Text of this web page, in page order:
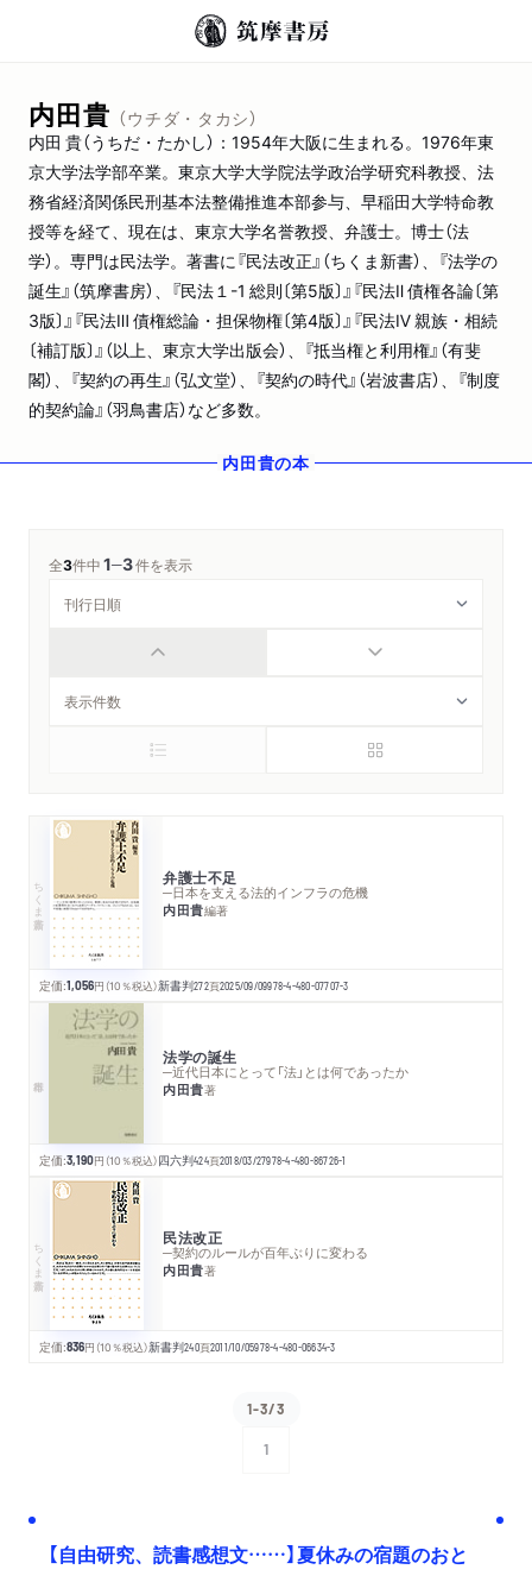
内田貴 （ウチダ・タカシ）
内田 貴（うちだ・たかし）：1954年大阪に生まれる。1976年東
京大学法学部卒業。東京大学大学院法学政治学研究科教授、法
務省経済関係民刑基本法整備推進本部参与、早稲田大学特命教
授等を経て、現在は、東京大学名誉教授、弁護士。博士（法
学）。専門は民法学。著書に『民法改正』（ちくま新書）、『法学の
誕生』（筑摩書房）、『民法１-1 総則〔第5版〕』『民法Ⅱ 債権各論〔第
3版〕』『民法Ⅲ 債権総論・担保物権〔第4版〕』『民法Ⅳ 親族・相続
〔補訂版〕』（以上、東京大学出版会）、『抵当権と利用権』（有斐
閣）、『契約の再生』（弘文堂）、『契約の時代』（岩波書店）、『制度
的契約論』（羽鳥書店）など多数。
内田貴の本
全3件中1─3件を表示
ちくま新書 弁護士不足
─日本を支える法的インフラの危機
内田貴編著
定価:1,056円 （10％税込）新書判272頁2025/09/09978-4-480-07707-3
法学の誕生
─近代日本にとって「法」とは何であったか
内田貴著
定価:3,190円 （10％税込）四六判424頁2018/03/27978-4-480-86726-1
ちくま新書 民法改正
─契約のルールが百年ぶりに変わる
内田貴著
定価:836円 （10％税込）新書判240頁2011/10/05978-4-480-06634-3
1-3/3
1
【自由研究、読書感想文……】夏休みの宿題のおと